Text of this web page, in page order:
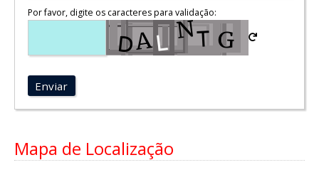
Por favor, digite os caracteres para validação:
Enviar
Mapa de Localização